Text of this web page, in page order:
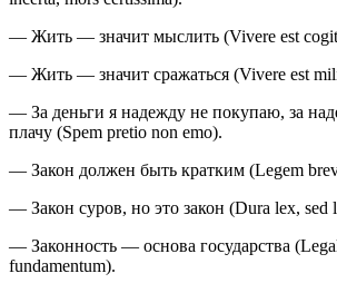
— Жить — значит мыслить (Vivere est
— Жить — значит сражаться (Vivere est
— За деньги я надежду не покупаю, за
плачу (Spem pretio non emo).
— Закон должен быть кратким (Legem
— Закон суров, но это закон (Dura lex, sed
— Законность — основа государства
fundamentum).